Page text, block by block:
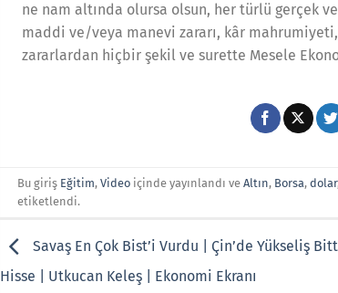
ne nam altında olursa olsun, her türlü gerçek
maddi ve/veya manevi zararı, kâr
zararlardan hiçbir şekil ve surette Mesele
Bu giriş Eğitim,Video içinde yayınlandı veAltın, Borsa,dolar
etiketlendi.
Savaş En Çok Bist’i Vurdu | Çin’de Yükseliş
Hisse | Utkucan Keleş | Ekonomi Ekranı